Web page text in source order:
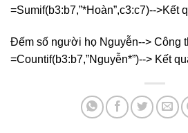
=Sumif(b3:b7,”*Hoàn”,c3:c7)-->Kết
Đếm số người họ Nguyễn--> Công
=Countif(b3:b7,”Nguyễn*”)--> Kết